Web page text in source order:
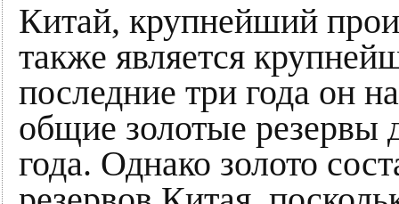
Китай, крупнейший
также является
последние три года он
общие золотые резервы
года. Однако золото